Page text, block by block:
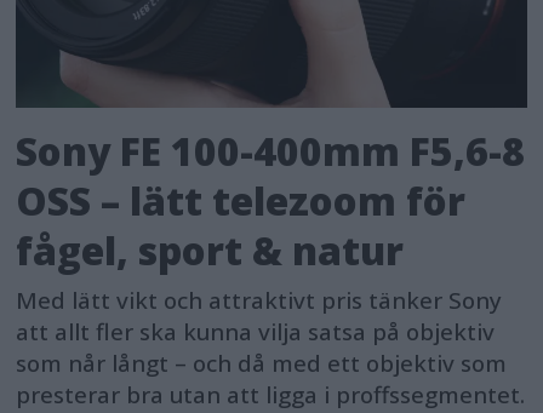
Sony FE 100-400mm F5,6-8
OSS – lätt telezoom för
fågel, sport & natur
Med lätt vikt och attraktivt pris tänker Sony
att allt fler ska kunna vilja satsa på objektiv
som når långt – och då med ett objektiv som
presterar bra utan att ligga i proffssegmentet.